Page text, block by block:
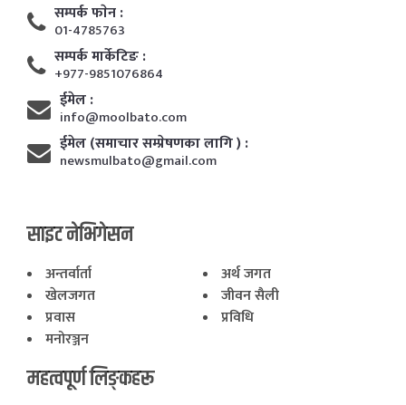
सम्पर्क फाेन :
01-4785763
सम्पर्क मार्केटिङ :
+977-9851076864
ईमेल :
info@moolbato.com
ईमेल (समाचार सम्प्रेषणका लागि ) :
newsmulbato@gmail.com
साइट नेभिगेसन
अन्तर्वार्ता
अर्थ जगत
खेलजगत
जीवन सैली
प्रवास
प्रविधि
मनोरञ्जन
महत्वपूर्ण लिङ्कहरू